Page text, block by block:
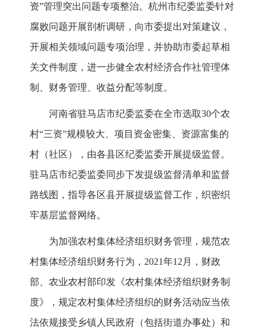
资”管理突出问题专项整治。杭州市纪委监委针对
腐败问题开展剖析调研，向市委提出对策建议，
开展相关领域问题专项治理，并协助市委起草相
关文件制度，进一步健全农村经济合作社管理体
制、财务管理、收益分配等制度。
河南省驻马店市纪委监委在全市选取30个农
村“三资”规模较大、项目资金密集、资源富集的
村（社区），由各县区纪委监委开展提级监督。
驻马店市纪委监委同步下发提级监督清单和监督
路线图，指导各区县开展提级监督工作，织密织
牢基层监督网络。
为加强农村集体经济组织财务管理，规范农
村集体经济组织财务行为，2021年12月，财政
部、农业农村部印发《农村集体经济组织财务制
度》，规定农村集体经济组织的财务活动应当依
法依规接受乡镇人民政府（包括街道办事处）和